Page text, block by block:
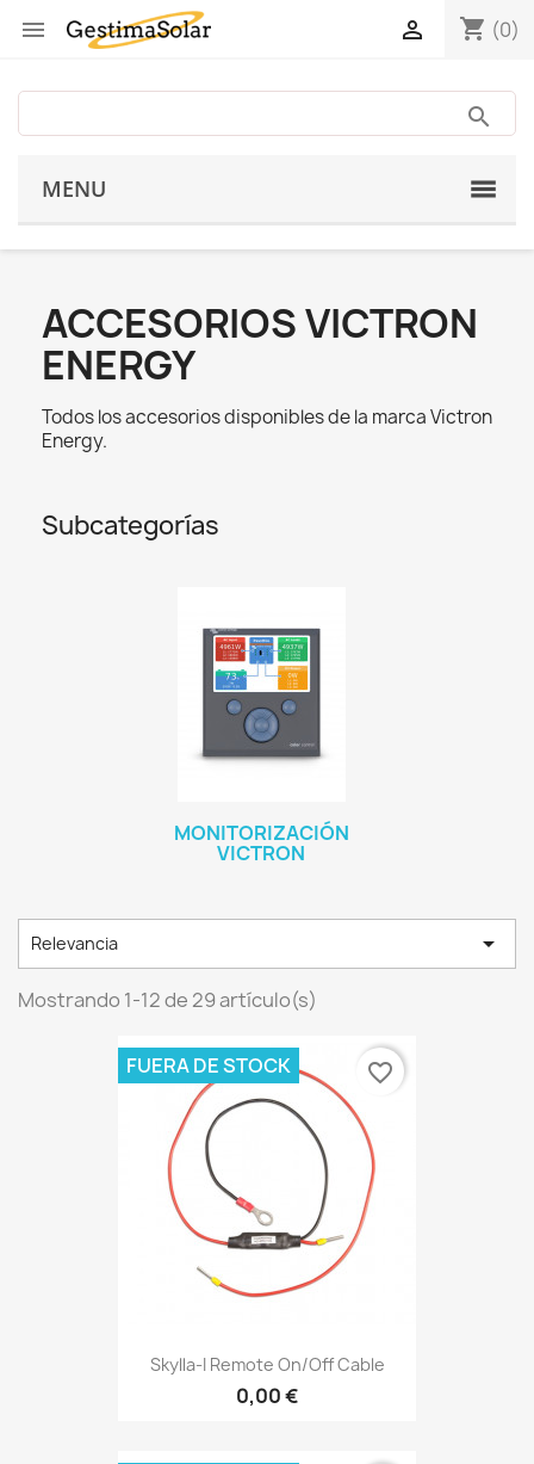
 shopping_cart (0)

MENU
ACCESORIOS VICTRON
ENERGY
Todos los accesorios disponibles de la marca Victron
Energy.
Subcategorías
MONITORIZACIÓN
VICTRON
Relevancia 
Mostrando 1-12 de 29 artículo(s)
Skylla-I Remote On/Off Cable
0,00 €
FUERA DE STOCK favorite_border